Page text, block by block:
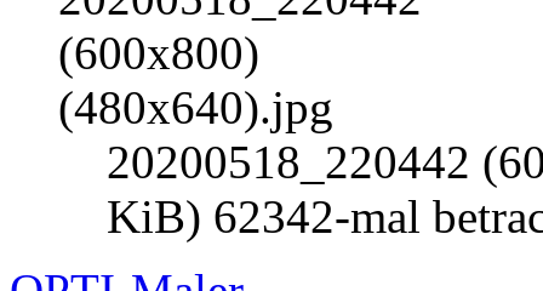
20200518_220442
KiB) 62342-mal